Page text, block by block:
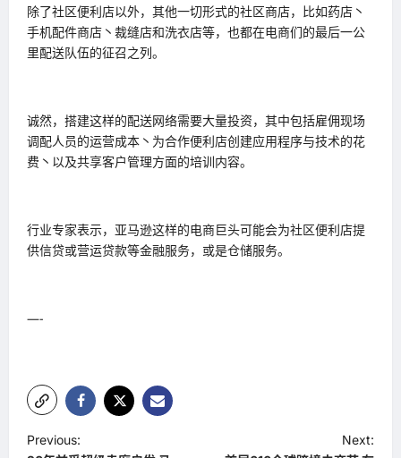
除了社区便利店以外，其他一切形式的社区商店，比如药店丶
手机配件商店丶裁缝店和洗衣店等，也都在电商们的最后一公
里配送队伍的征召之列。
诚然，搭建这样的配送网络需要大量投资，其中包括雇佣现场
调配人员的运营成本丶为合作便利店创建应用程序与技术的花
费丶以及共享客户管理方面的培训内容。
行业专家表示，亚马逊这样的电商巨头可能会为社区便利店提
供信贷或营运贷款等金融服务，或是仓储服务。
—-
P
Previous:
Next: